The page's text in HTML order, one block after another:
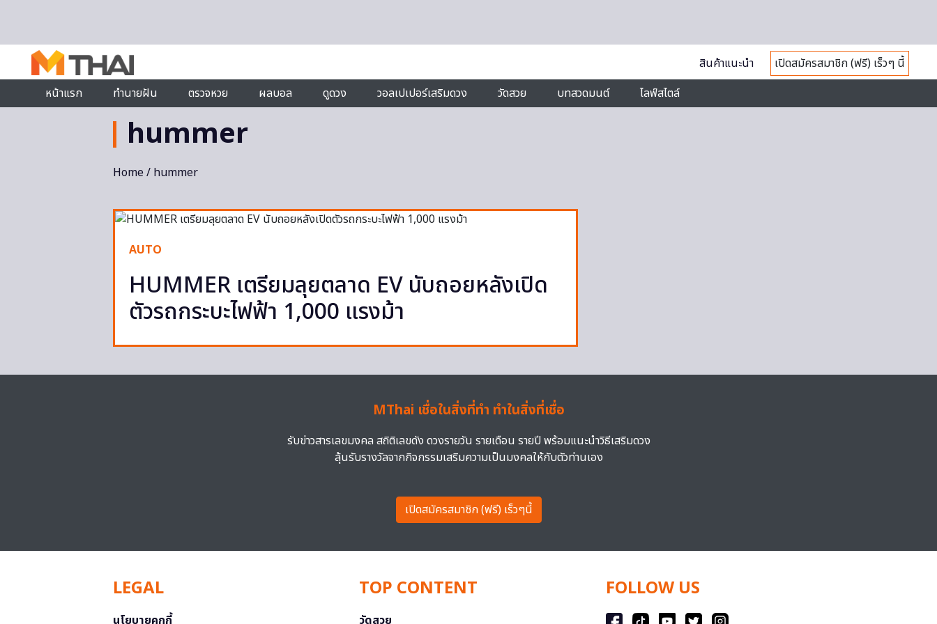
สินค้าแนะนำ
เปิดสมัครสมาชิก (ฟรี) เร็วๆ นี้
หน้าแรก
ทำนายฝัน ตรวจหวย ผลบอล ดูดวง วอลเปเปอร์เสริมดวง วัดสวย บทสวดมนต์ ไลฟ์สไตล์
hummer
Home/ hummer
AUTO
HUMMER เตรียมลุยตลาด EV นับถอยหลังเปิด
ตัวรถกระบะไฟฟ้า 1,000 แรงม้า
MThai เชื่อในสิ่งที่ทำ ทำในสิ่งที่เชื่อ
รับข่าวสารเลขมงคล สถิติเลขดัง ดวงรายวัน รายเดือน รายปี พร้อมแนะนำวิธีเสริมดวง
ลุ้นรับรางวัลจากกิจกรรมเสริมความเป็นมงคลให้กับตัวท่านเอง
เปิดสมัครสมาชิก (ฟรี) เร็วๆนี้
LEGAL
นโยบายคุกกี้
TOP CONTENT
วัดสวย
FOLLOW US